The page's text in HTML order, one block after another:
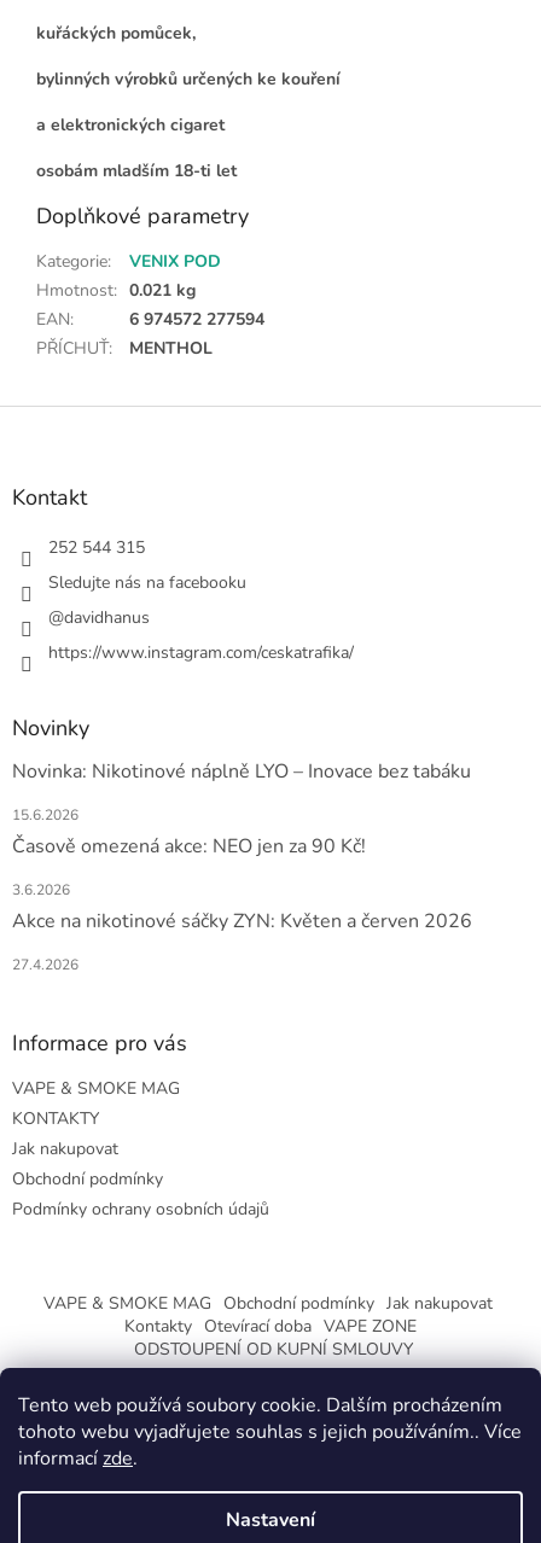
Tento web používá soubory cookie. Dalším procházením
tohoto webu vyjadřujete souhlas s jejich používáním.. Více
informacízde.
Nastavení
kuřáckých pomůcek,
bylinných výrobků určených ke kouření
a elektronických cigaret
osobám mladším 18-ti let
Doplňkové parametry
Kategorie:
VENIX POD
Hmotnost: 0.021 kg
EAN:
6 974572 277594
PŘÍCHUŤ: MENTHOL
Z
Kontakt
252 544 315
Sledujte nás na facebooku
@davidhanus
https://www.instagram.com/ceskatrafika/
Novinky
Novinka: Nikotinové náplně LYO – Inovace bez tabáku
15.6.2026
Časově omezená akce: NEO jen za 90 Kč!
3.6.2026
Akce na nikotinové sáčky ZYN: Květen a červen 2026
27.4.2026
Informace pro vás
VAPE & SMOKE MAG
KONTAKTY
Jak nakupovat
Obchodní podmínky
Podmínky ochrany osobních údajů
VAPE & SMOKE MAG Obchodní podmínky Jak nakupovat
Kontakty Otevírací doba VAPE ZONE
ODSTOUPENÍ OD KUPNÍ SMLOUVY